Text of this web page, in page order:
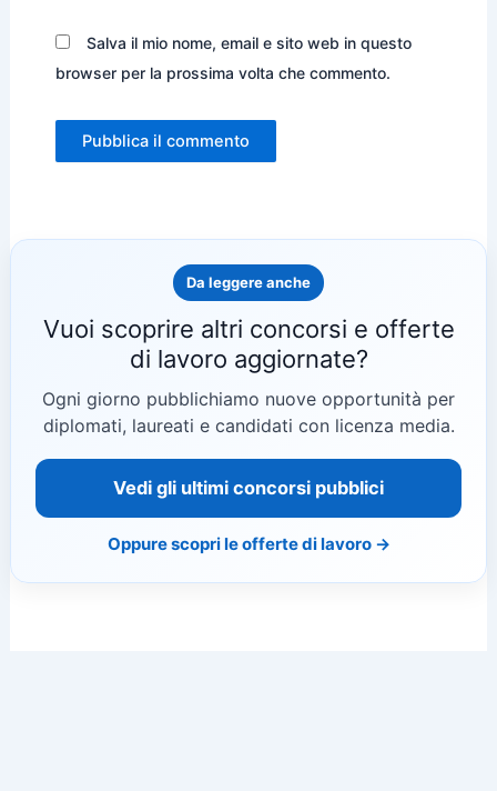
Salva il mio nome, email e sito web in questo
browser per la prossima volta che commento.
Da leggere anche
Vuoi scoprire altri concorsi e offerte
di lavoro aggiornate?
Ogni giorno pubblichiamo nuove opportunità per
diplomati, laureati e candidati con licenza media.
Vedi gli ultimi concorsi pubblici
Oppure scopri le offerte di lavoro →